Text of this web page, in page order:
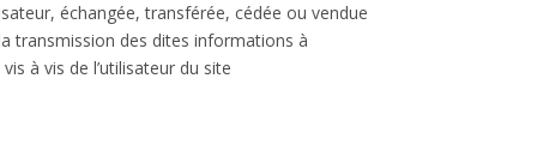
échangée, transférée, cédée ou vendue
transmission des dites informations à
à vis de l’utilisateur du site